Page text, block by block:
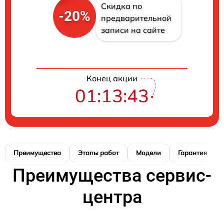
-20%
Скидка по
предварительной
записи на сайте
Конец акции
01:13:42
Преимущества Этапы работ Модели Гарантия
Преимущества сервис-
центра